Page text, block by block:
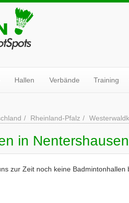
Hallen Verbände Training
Rheinland-Pfalz
in Nentershausen
zur Zeit noch keine Badmintonhallen